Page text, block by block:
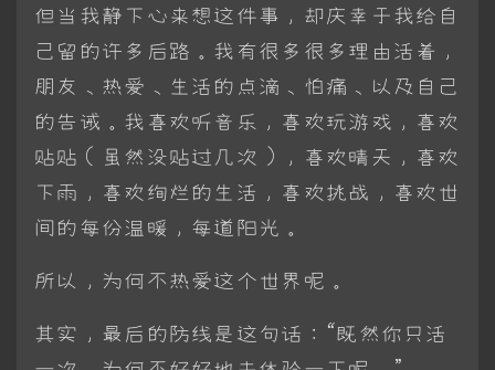
但当我静下心来想这件事，却庆幸于我给自
己留的许多后路。我有很多很多理由活着，
朋友、热爱、生活的点滴、怕痛、以及自己
的告诫。我喜欢听音乐，喜欢玩游戏，喜欢
贴贴（虽然没贴过几次），喜欢晴天，喜欢
下雨，喜欢绚烂的生活，喜欢挑战，喜欢世
间的每份温暖，每道阳光。
所以，为何不热爱这个世界呢。
其实，最后的防线是这句话：“既然你只活